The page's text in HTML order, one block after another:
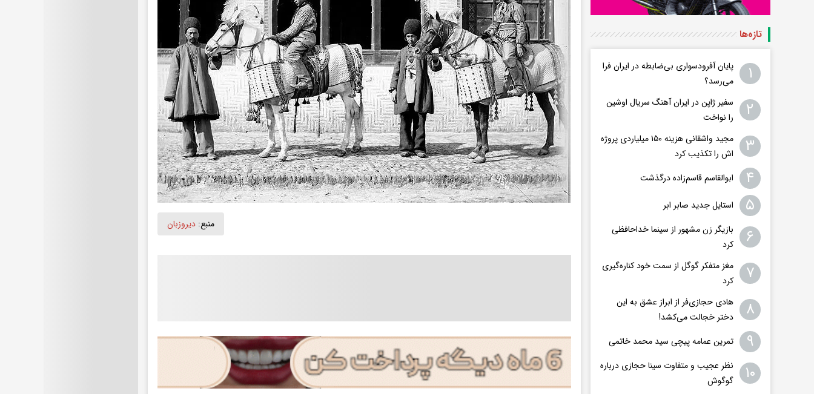
منبع: دیروزبان
تازه‌ها
۱
پایان آفرودسواری بی‌ضابطه در ایران فرا
می‌رسد؟
۲
سفیر ژاپن در ایران آهنگ سریال اوشین
را نواخت
۳
مجید واشقانی هزینه ۱۵۰ میلیاردی پروژه
اش را تکذیب کرد
۴ ابوالقاسم قاسم‌زاده درگذشت
۵ استایل جدید صابر ابر
۶
بازیگر زن مشهور از سینما خداحافظی
کرد
۷
مغز متفکر گوگل از سمت خود کناره‌گیری
کرد
۸
هادی حجازی‌فر از ابراز عشق به این
دختر خجالت می‌کشد!
۹ تمرین عمامه پیچی سید محمد خاتمی
۱۰
نظر عجیب و متفاوت سینا حجازی درباره
گوگوش